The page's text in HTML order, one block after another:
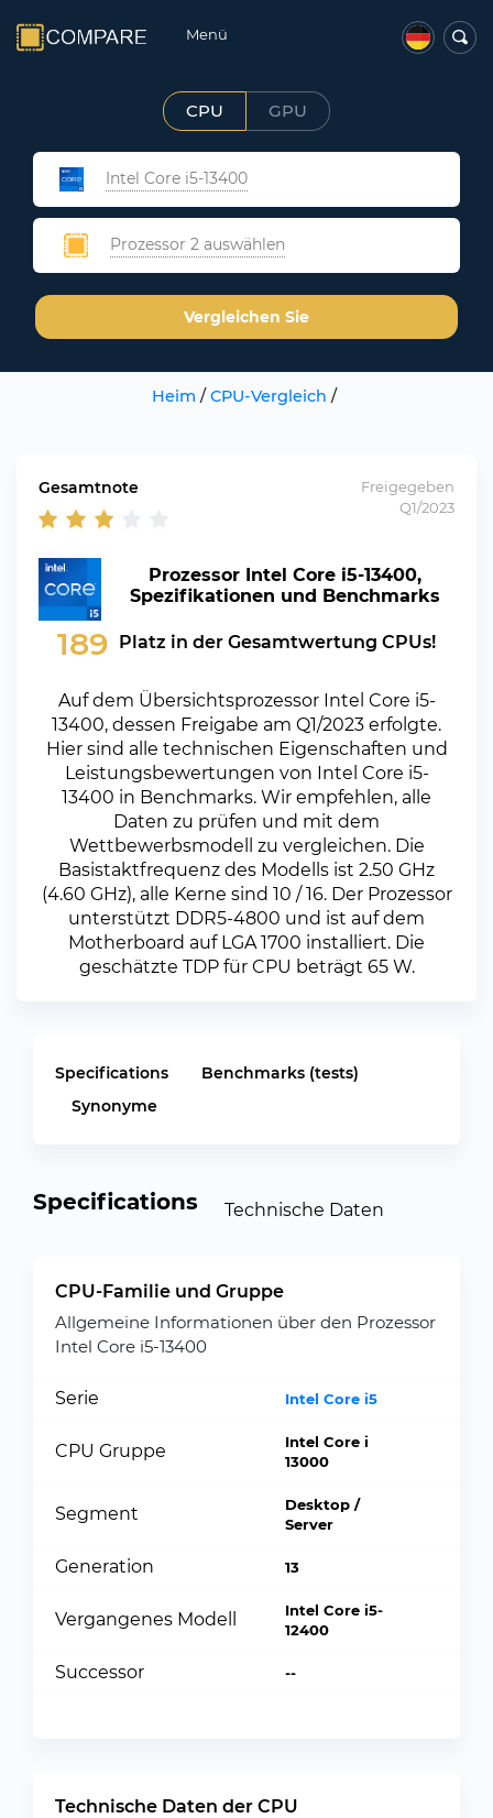
Menü
CPU GPU
Intel Core i5-13400
Prozessor 2 auswählen
Vergleichen Sie
Heim / CPU-Vergleich /
Gesamtnote
Freigegeben
Q1/2023
Prozessor Intel Core i5-13400,
Spezifikationen und Benchmarks
189 Platz in der Gesamtwertung CPUs!
Auf dem Übersichtsprozessor Intel Core i5-
13400, dessen Freigabe am Q1/2023 erfolgte.
Hier sind alle technischen Eigenschaften und
Leistungsbewertungen von Intel Core i5-
13400 in Benchmarks. Wir empfehlen, alle
Daten zu prüfen und mit dem
Wettbewerbsmodell zu vergleichen. Die
Basistaktfrequenz des Modells ist 2.50 GHz
(4.60 GHz), alle Kerne sind 10 / 16. Der Prozessor
unterstützt DDR5-4800 und ist auf dem
Motherboard auf LGA 1700 installiert. Die
geschätzte TDP für CPU beträgt 65 W.
Specifications
Benchmarks (tests)
Synonyme
Specifications Technische Daten
CPU-Familie und Gruppe
Allgemeine Informationen über den Prozessor
Intel Core i5-13400
Serie Intel Core i5
CPU Gruppe
Intel Core i
13000
Segment
Desktop /
Server
Generation 13
Vergangenes Modell
Intel Core i5-
12400
Successor --
Technische Daten der CPU